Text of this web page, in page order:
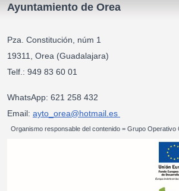
Ayuntamiento de Orea
Pza. Constitución, núm 1
19311, Orea (Guadalajara)
Telf.: 949 83
WhatsApp: 621 258 432
Email: ayto_orea@hotmail.es
Organismo responsable del contenido = Grupo Operativo